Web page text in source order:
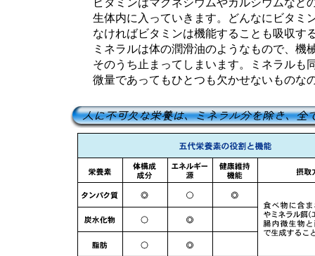
ビタミンはマグネシウムやカルシウムなど
生体内に入っていきます。どんなにビタミ
なければビタミンは機能することも吸収す
ミネラルは体の潤滑油のようなもので、機
そのうち止まってしまいます。ミネラルも
微量であってもひとつも欠かせないものな